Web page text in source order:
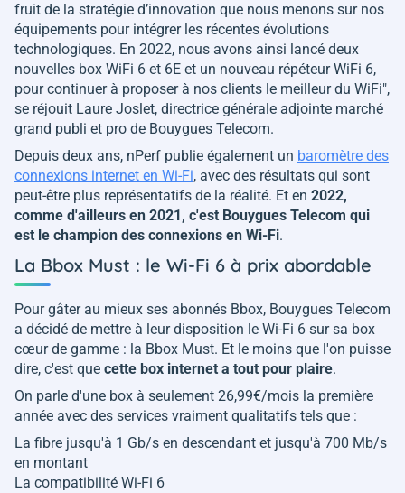
fruit de la stratégie d’innovation que nous menons sur nos
équipements pour intégrer les récentes évolutions
technologiques. En 2022, nous avons ainsi lancé deux
nouvelles box WiFi 6 et 6E et un nouveau répéteur WiFi 6,
pour continuer à proposer à nos clients le meilleur du WiFi",
se réjouit Laure Joslet, directrice générale adjointe marché
grand publi et pro de Bouygues Telecom.
Depuis deux ans, nPerf publie également un baromètre des
connexions internet en Wi-Fi, avec des résultats qui sont
peut-être plus représentatifs de la réalité. Et en 2022,
comme d'ailleurs en 2021, c'est Bouygues Telecom qui
est le champion des connexions en Wi-Fi.
La Bbox Must : le Wi-Fi 6 à prix abordable
Pour gâter au mieux ses abonnés Bbox, Bouygues Telecom
a décidé de mettre à leur disposition le Wi-Fi 6 sur sa box
cœur de gamme : la Bbox Must. Et le moins que l'on puisse
dire, c'est que cette box internet a tout pour plaire.
On parle d'une box à seulement 26,99€/mois la première
année avec des services vraiment qualitatifs tels que :
La fibre jusqu'à 1 Gb/s en descendant et jusqu'à 700 Mb/s
en montant
La compatibilité Wi-Fi 6